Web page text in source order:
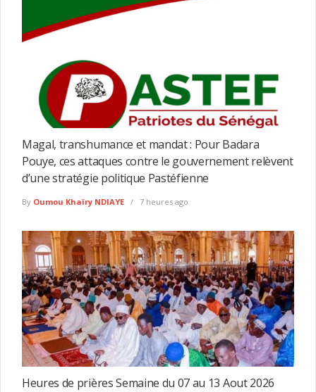
Magal, transhumance et mandat : Pour Badara
Pouye, ces attaques contre le gouvernement relèvent
d’une stratégie politique Pastéfienne
By Oumou Khaïry NDIAYE 7 heures ago
Heures de prières Semaine du 07 au 13 Aout 2026